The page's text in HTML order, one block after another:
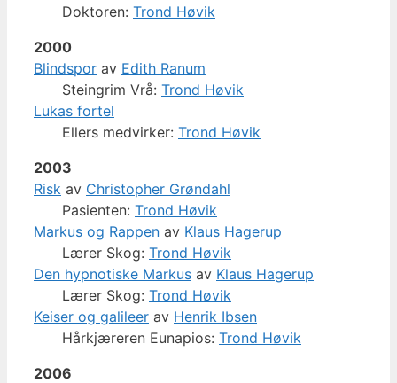
Doktoren: Trond Høvik
2000
Blindspor av Edith Ranum
Steingrim Vrå: Trond Høvik
Lukas fortel
Ellers medvirker: Trond Høvik
2003
Risk av Christopher Grøndahl
Pasienten: Trond Høvik
Markus og Rappen av Klaus Hagerup
Lærer Skog: Trond Høvik
Den hypnotiske Markus av Klaus Hagerup
Lærer Skog: Trond Høvik
Keiser og galileer av Henrik Ibsen
Hårkjæreren Eunapios: Trond Høvik
2006